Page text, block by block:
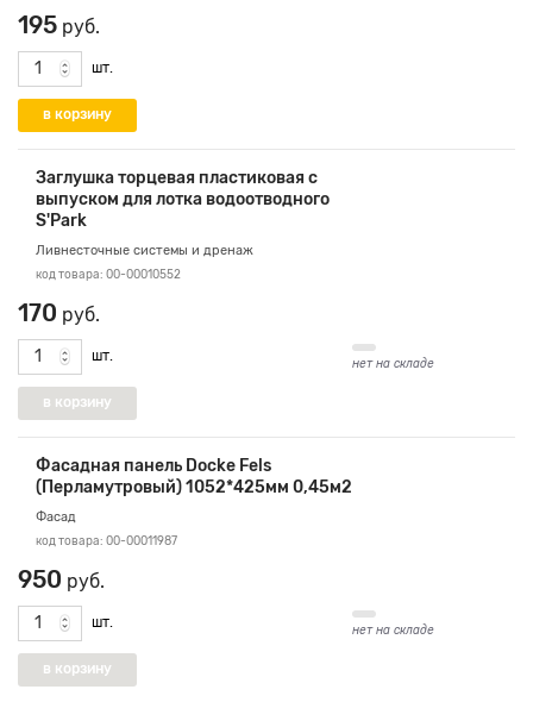
195 руб.
шт.
Заглушка торцевая пластиковая с
выпуском для лотка водоотводного
S'Park
Ливнесточные системы и дренаж
код товара: 00-00010552
170 руб.
шт. нет на складе
Фасадная панель Docke Fels
(Перламутровый) 1052*425мм 0,45м2
Фасад
код товара: 00-00011987
950 руб.
шт. нет на складе